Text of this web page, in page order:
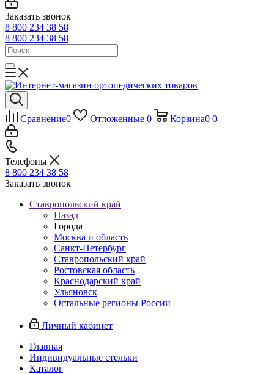
Заказать звонок
8 800 234 38 58
8 800 234 38 58
Сравнение0 Отложенные 0 Корзина0 0
Телефоны
8 800 234 38 58
Заказать звонок
Ставропольский край
Назад
Города
Москва и область
Санкт-Петербург
Ставропольский край
Ростовская область
Краснодарский край
Ульяновск
Остальные регионы России
Личный кабинет
Главная
Индивидуальные стельки
Каталог